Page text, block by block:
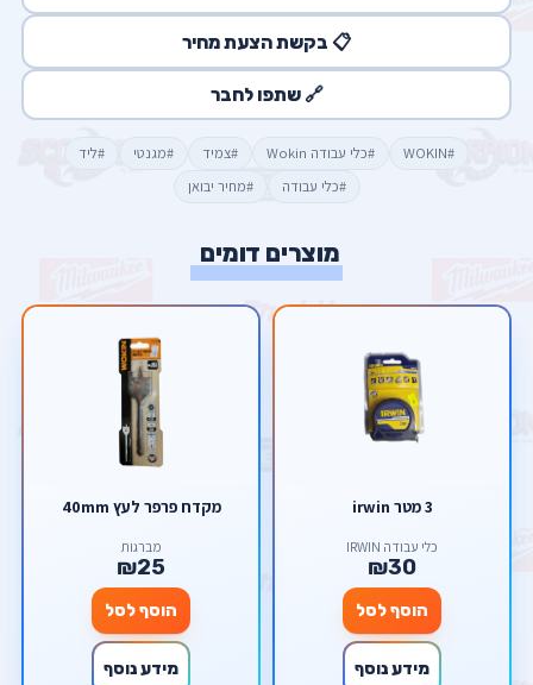
📋 בקשת הצעת מחיר
🔗 שתפו לחבר
#WOKIN #כלי עבודה Wokin #צמיד #מגנטי
#ליד
#כלי עבודה
#מחיר יבואן
מוצרים דומים
3 מטר irwin
כלי עבודה IRWIN
₪30
הוסף לסל
מידע נוסף
מקדח פרפר לעץ 40mm
מברגות
₪25
הוסף לסל
מידע נוסף